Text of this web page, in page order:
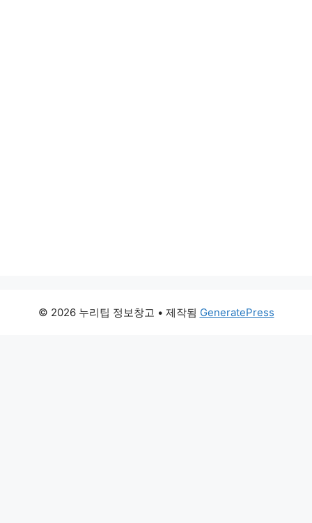
© 2026 누리팁 정보창고 • 제작됨 GeneratePress